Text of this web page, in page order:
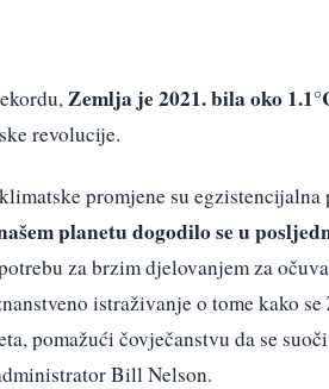
Zemlja je 2021. bila oko
revolucije.
promjene su egzistencijalna
planetu dogodilo se u
za brzim djelovanjem za
istraživanje o tome kako
pomažući čovječanstvu da se
Bill Nelson.